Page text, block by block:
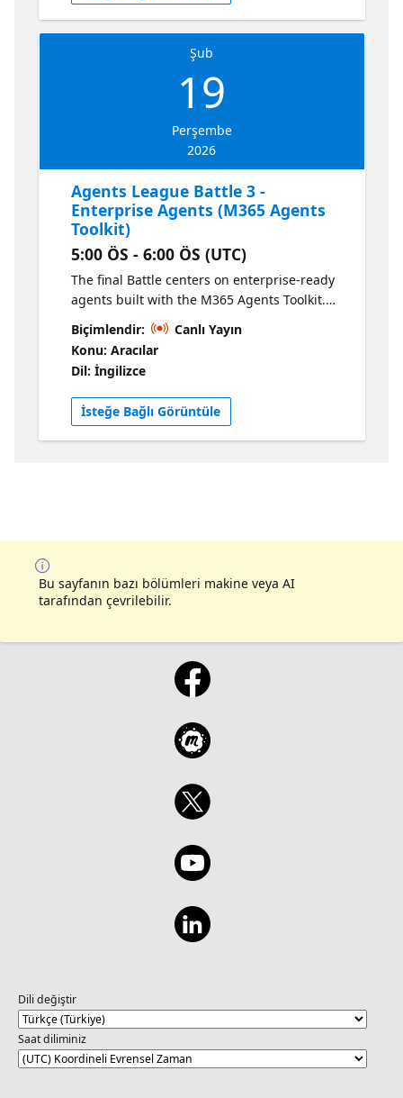
This session is a part of a series, Explore all
sessions here
Şub
19
Perşembe
2026
Agents League Battle 3 -
Enterprise Agents (M365 Agents
Toolkit)
5:00 ÖS - 6:00 ÖS (UTC)
The final Battle centers on enterprise-ready
agents built with the M365 Agents Toolkit.
Competitors create knowledge-driven agents
designed for real organizational scenarios,
grounded in enterprise data, workflows, and
security considerations. The session
showcases how agentic AI operates in
production-style environments. Resources
Click to Learn more This session is a part of a
Biçimlendir:
Canlı Yayın
Konu: Aracılar
Dil: İngilizce
İsteğe Bağlı Görüntüle
Bu sayfanın bazı bölümleri makine veya AI
tarafından çevrilebilir.
Dili değiştir
Saat diliminiz